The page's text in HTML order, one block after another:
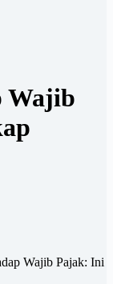
Wajib
Wajib Pajak: Ini